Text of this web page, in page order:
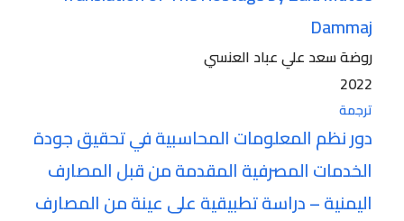
Dammaj
روضة سعد علي عباد العنسي
2022
ترجمة
دور نظم المعلومات المحاسبية في تحقيق جودة
الخدمات المصرفية المقدمة من قبل المصارف
اليمنية – دراسة تطبيقية على عينة من المصارف